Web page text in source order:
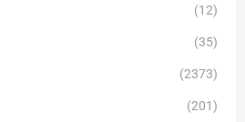
(12)
(35)
(2373)
(201)